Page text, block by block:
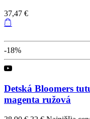
37,47 €
-18%
Detská Bloomers
magenta ružová